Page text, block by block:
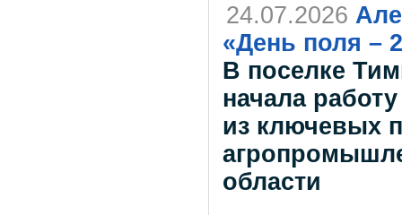
24.07.2026
«День поля –
В поселке
начала
из ключевых
области